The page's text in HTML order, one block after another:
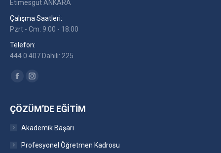
Etimesgut ANKARA
Çalışma Saatleri:
Pzrt - Cm: 9:00 - 18:00
Telefon:
444 0 407 Dahili: 225
Find us on:
FacebookInstagram
ÇÖZÜM’DE EĞITIM
Akademik Başarı
Profesyonel Öğretmen Kadrosu